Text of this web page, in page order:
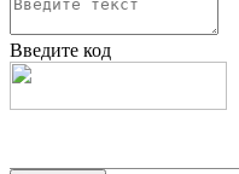
Введите код